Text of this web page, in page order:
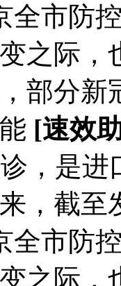
全市防
变之际
部分新
[速效
，是
，截至
全市防
变之际